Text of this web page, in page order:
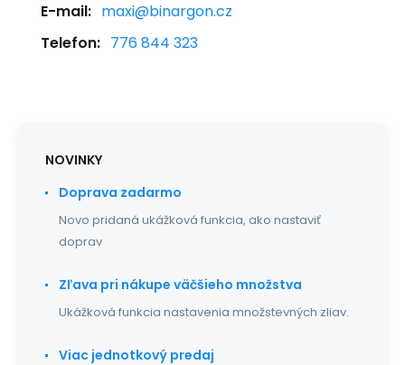
E-mail: maxi@binargon.cz
Telefon: 776 844 323
NOVINKY
Doprava zadarmo
Novo pridaná ukážková funkcia, ako nastaviť
doprav
Zľava pri nákupe väčšieho množstva
Ukážková funkcia nastavenia množstevných zliav.
Viac jednotkový predaj